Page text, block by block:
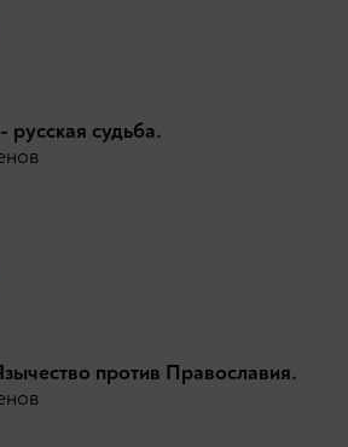
русская судьба.
против Православия.